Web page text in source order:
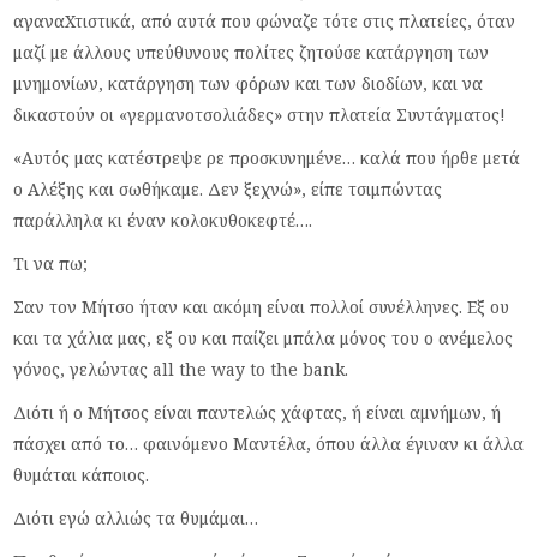
αγαναΧτιστικά, από αυτά που φώναζε τότε στις πλατείες, όταν
μαζί με άλλους υπεύθυνους πολίτες ζητούσε κατάργηση των
μνημονίων, κατάργηση των φόρων και των διοδίων, και να
δικαστούν οι «γερμανοτσολιάδες» στην πλατεία Συντάγματος!
«Αυτός μας κατέστρεψε ρε προσκυνημένε… καλά που ήρθε μετά
ο Αλέξης και σωθήκαμε. Δεν ξεχνώ», είπε τσιμπώντας
παράλληλα κι έναν κολοκυθοκεφτέ….
Τι να πω;
Σαν τον Μήτσο ήταν και ακόμη είναι πολλοί συνέλληνες. Εξ ου
και τα χάλια μας, εξ ου και παίζει μπάλα μόνος του ο ανέμελος
γόνος, γελώντας all the way to the bank.
Διότι ή ο Μήτσος είναι παντελώς χάφτας, ή είναι αμνήμων, ή
πάσχει από το… φαινόμενο Μαντέλα, όπου άλλα έγιναν κι άλλα
θυμάται κάποιος.
Διότι εγώ αλλιώς τα θυμάμαι…